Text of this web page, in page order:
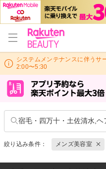
システムメンテナンスに伴うサ
2:00〜5:30
宿毛・四万十・土佐清水,ヘ
絞り込み条件： メンズ美容室